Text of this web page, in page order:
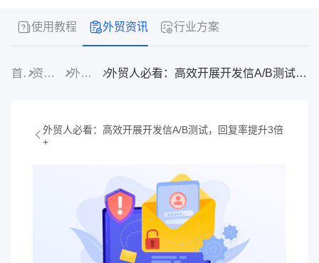
使用教程 外贸资讯 行业方案
首页 资源中心 外贸资讯 外贸人必看：高效开展开发信A/B测试，回复率提升3倍+
外贸人必看：高效开展开发信A/B测试，回复率提升3倍
+